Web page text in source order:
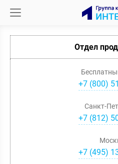
Отдел
+7 (800)
Санкт-
+7(812)
+7(495)